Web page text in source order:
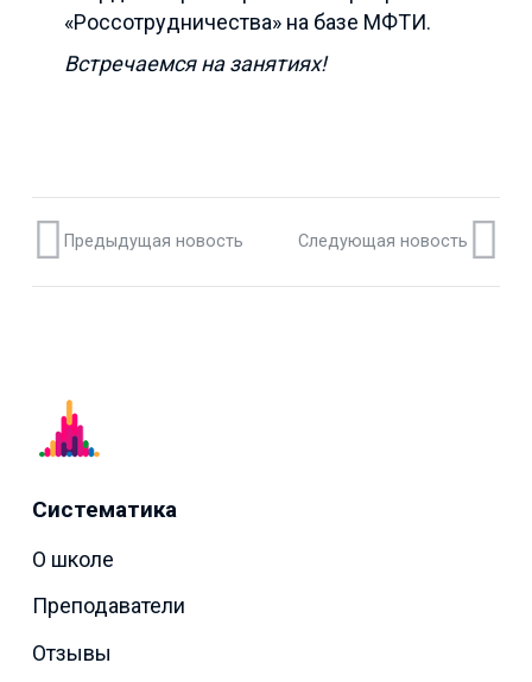
«Россотрудничества» на базе МФТИ.
Встречаемся на занятиях!
Предыдущая новость Следующая новость
Систематика
О школе
Преподаватели
Отзывы